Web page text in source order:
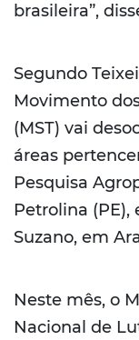
brasileira”,
Segundo
Movimento
(MST) vai
áreas
Pesquisa
Petrolina (PE),
Suzano, em
Neste mês, o
Nacional de